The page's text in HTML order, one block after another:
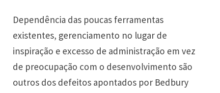
Dependência das poucas ferramentas
existentes, gerenciamento no lugar de
inspiração e excesso de administração em vez
de preocupação com o desenvolvimento são
outros dos defeitos apontados por Bedbury